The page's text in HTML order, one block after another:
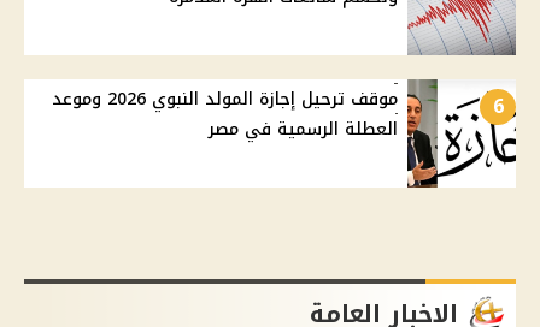
6
موقف ترحيل إجازة المولد النبوي 2026 وموعد
العطلة الرسمية في مصر
الاخبار العامة